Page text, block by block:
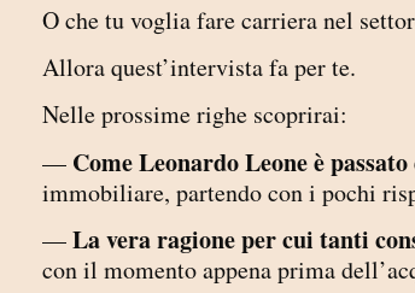
O che tu voglia fare carriera nel
Allora quest’intervista fa per te.
Nelle prossime righe scoprirai:
— Come Leonardo Leone è
immobiliare, partendo con i pochi
—La vera ragione per cui tanti
con il momento appena prima